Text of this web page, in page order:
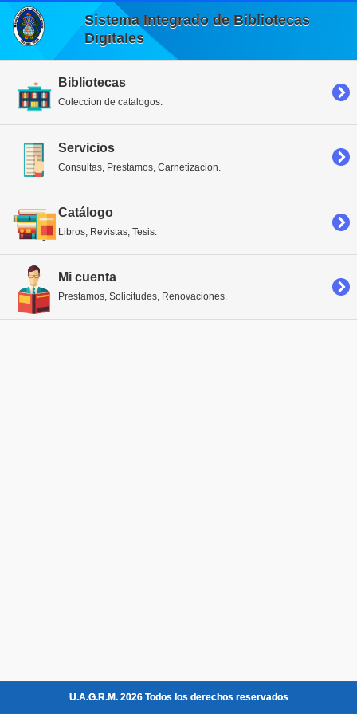
Sistema Integrado de Bibliotecas
Digitales
Bibliotecas
Coleccion de catalogos.
Servicios
Consultas, Prestamos, Carnetizacion.
Catálogo
Libros, Revistas, Tesis.
Mi cuenta
Prestamos, Solicitudes, Renovaciones.
U.A.G.R.M. 2026 Todos los derechos reservados